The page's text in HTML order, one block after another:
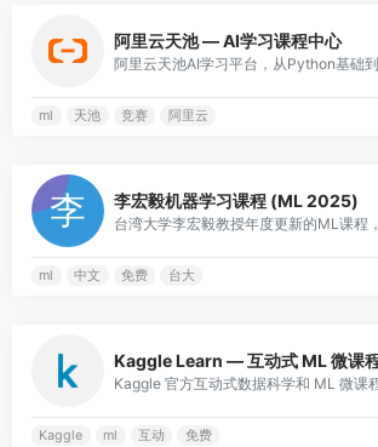
阿里云天池 — AI学习课程中心
ml 天池 竞赛 阿里云
李宏毅机器学习课程 (ML 2025)
ml 中文 免费 台大
Kaggle Learn — 互动式 ML 微课
Kaggle ml 互动 免费